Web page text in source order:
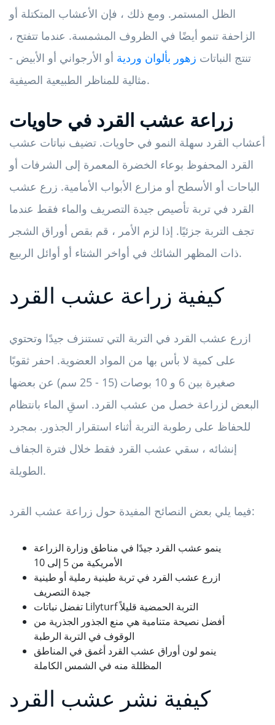
الظل المستمر. ومع ذلك ، فإن الأعشاب المتكتلة أو
الزاحفة تنمو أيضًا في الظروف المشمسة. عندما تتفتح ،
تنتج النباتات زهور بألوان وردية أو الأرجواني أو الأبيض -
مثالية للمناظر الطبيعية الصيفية.
زراعة عشب القرد في حاويات
أعشاب القرد سهلة النمو في حاويات. تضيف نباتات عشب
القرد المحفوظ بوعاء الخضرة المعمرة إلى الشرفات أو
الباحات أو الأسطح أو مزارع الأبواب الأمامية. زرع عشب
القرد في تربة تأصيص جيدة التصريف والماء فقط عندما
تجف التربة جزئيًا. إذا لزم الأمر ، قم بقص أوراق الشجر
ذات المظهر الشائك في أواخر الشتاء أو أوائل الربيع.
كيفية زراعة عشب القرد
ازرع عشب القرد في التربة التي تستنزف جيدًا وتحتوي
على كمية لا بأس بها من المواد العضوية. احفر ثقوبًا
صغيرة بين 6 و 10 بوصات (15 - 25 سم) عن بعضها
البعض لزراعة خصل من عشب القرد. اسقِ الماء بانتظام
للحفاظ على رطوبة التربة أثناء استقرار الجذور. بمجرد
إنشائه ، سقي عشب القرد فقط خلال فترة الجفاف
الطويلة.
فيما يلي بعض النصائح المفيدة حول زراعة عشب القرد:
ينمو عشب القرد جيدًا في مناطق وزارة الزراعة
الأمريكية من 5 إلى 10
ازرع عشب القرد في تربة طينية رملية أو طينية
جيدة التصريف
تفضل نباتات Lilyturf التربة الحمضية قليلاً
أفضل نصيحة متنامية هي منع الجذور الجذرية من
الوقوف في التربة الرطبة
ينمو لون أوراق عشب القرد أغمق في المناطق
المظللة منه في الشمس الكاملة
كيفية نشر عشب القرد